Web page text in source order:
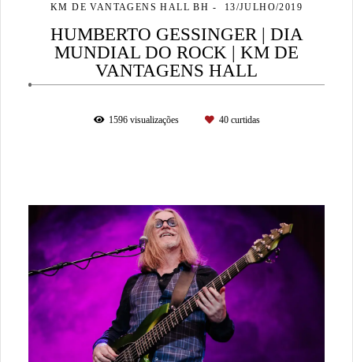
KM DE VANTAGENS HALL BH
13/JULHO/2019
HUMBERTO GESSINGER | DIA
MUNDIAL DO ROCK | KM DE
VANTAGENS HALL
1596visualizações 40curtidas